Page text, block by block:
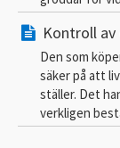
Kontroll
Den som
säker på att
ställer. Det
verkligen